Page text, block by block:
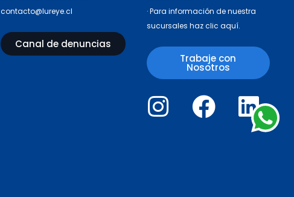
contacto@lureye.cl
Canal de denuncias
· Para información de nuestra
sucursales hazclic aquí.
Trabaje con
Nosotros